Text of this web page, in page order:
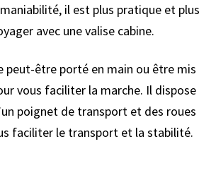
il est plus pratique et plus
avec une valise cabine.
peut-être porté en main ou être mis
vous faciliter la marche. Il dispose
poignet de transport et des roues
faciliter le transport et la stabilité.